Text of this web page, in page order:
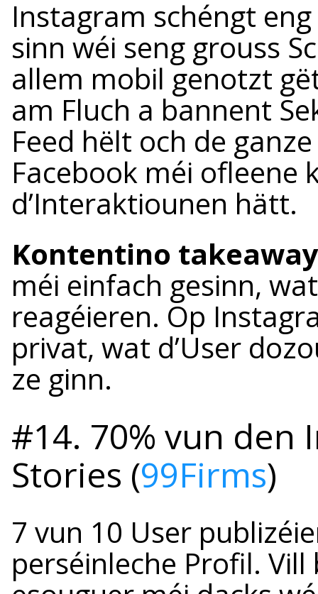
Instagram schéngt
sinn wéi seng grouss
allem mobil genotzt
am Fluch a bannent
Feed hëlt och de
Facebook méi ofleene
d’Interaktiounen hätt.
Kontentino
méi einfach gesinn,
reagéieren. Op
privat, wat d’User
ze ginn.
#14. 70% vun den
Stories (99Firms)
7 vun 10 User
perséinleche Profil.